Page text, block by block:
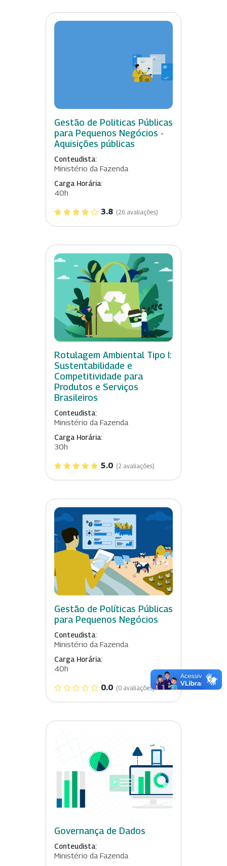
Gestão de Politicas Públicas
para Pequenos Negócios -
Aquisições públicas
Conteudista:
Ministério da Fazenda
Carga Horária:
40h
3.8 (26 avaliações)
Rotulagem Ambiental Tipo I:
Sustentabilidade e
Competitividade para
Produtos e Serviços
Brasileiros
Conteudista:
Ministério da Fazenda
Carga Horária:
30h
5.0 (2 avaliações)
Gestão de Políticas Públicas
para Pequenos Negócios
Conteudista:
Ministério da Fazenda
Carga Horária:
40h
0.0 (0 avaliações)
Governança de Dados
Conteudista:
Ministério da Fazenda